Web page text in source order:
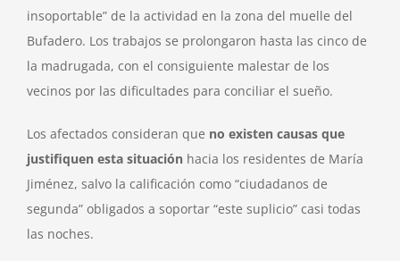
insoportable” de la actividad en la zona del muelle del
Bufadero. Los trabajos se prolongaron hasta las cinco de
la madrugada, con el consiguiente malestar de los
vecinos por las dificultades para conciliar el sueño.
Los afectados consideran que no existen causas que
justifiquen esta situación hacia los residentes de María
Jiménez, salvo la calificación como “ciudadanos de
segunda” obligados a soportar “este suplicio” casi todas
las noches.